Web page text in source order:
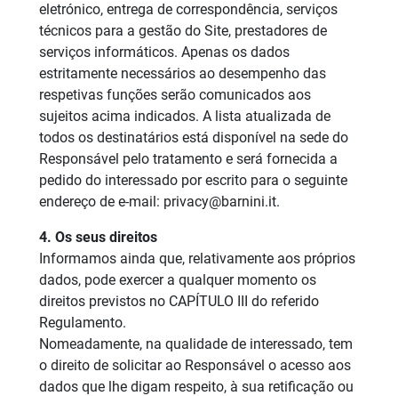
eletrónico, entrega de correspondência, serviços
técnicos para a gestão do Site, prestadores de
serviços informáticos. Apenas os dados
estritamente necessários ao desempenho das
respetivas funções serão comunicados aos
sujeitos acima indicados. A lista atualizada de
todos os destinatários está disponível na sede do
Responsável pelo tratamento e será fornecida a
pedido do interessado por escrito para o seguinte
endereço de e-mail: privacy@barnini.it.
4. Os seus direitos
Informamos ainda que, relativamente aos próprios
dados, pode exercer a qualquer momento os
direitos previstos no CAPÍTULO III do referido
Regulamento.
Nomeadamente, na qualidade de interessado, tem
o direito de solicitar ao Responsável o acesso aos
dados que lhe digam respeito, à sua retificação ou